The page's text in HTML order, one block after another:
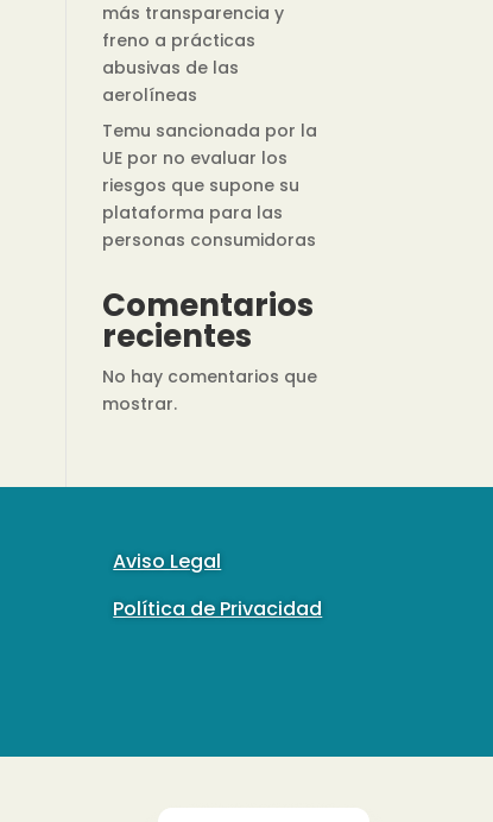
más transparencia y
freno a prácticas
abusivas de las
aerolíneas
Temu sancionada por la
UE por no evaluar los
riesgos que supone su
plataforma para las
personas consumidoras
Comentarios
recientes
No hay comentarios que
mostrar.
Aviso Legal
Política de Privacidad